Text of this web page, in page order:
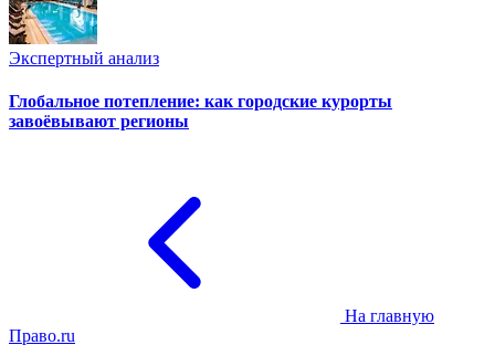
Экспертный анализ
Глобальное потепление: как городские курорты
завоёвывают регионы
На главную
Право.ru